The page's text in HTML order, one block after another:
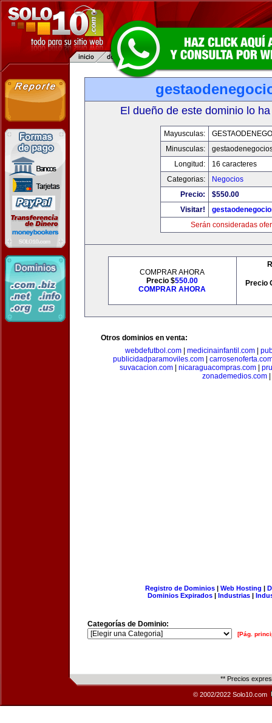
El dueño de este dominio lo
Mayusculas:
Minusculas:
Longitud:
16 caracteres
Categorias:
Negocios
Precio:
$550.00
Visitar!
Serán consideradas
COMPRAR AHORA
Precio $550.00
COMPRAR AHORA
Precio
Otros dominios en venta:
webdefutbol.com
medicinainfantil.com
publicidadparamoviles.com
suvacacion.com| nicaraguacompras.com|
zonademedios.com|
Registro de Dominios| Web Hosting |
Dominios Expirados | Industrias |
Categorías de Dominio:
[Pág.
** Precios
© 2002/2022 Solo10.com